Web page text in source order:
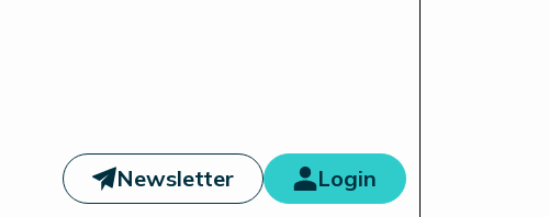
Newsletter Login